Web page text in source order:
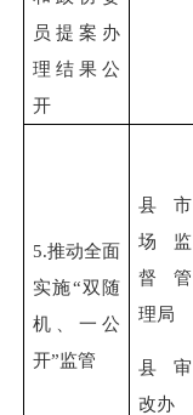
员提案办
理结果公
开
5.推动全面
实施“双随
机、一公
开”监管
县市
场监
督管
理局
县审
改办